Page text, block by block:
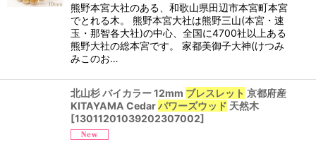
熊野本宮大社のある、和歌山県田辺市本宮町本宮
でとれる木。 熊野本宮大社は熊野三山(本宮・速
玉・那智各大社)の中心、全国に4700社以上ある
熊野大社の総本宮です。 家都美御子大神(けつみ
みこのお…
北山杉 バイカラー 12mm ブレスレット 京都府産
KITAYAMA Cedarパワーズウッド 天然木
[13011201039202307002]